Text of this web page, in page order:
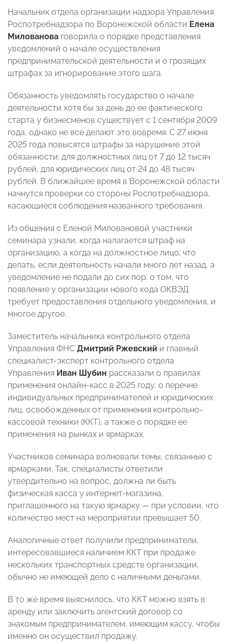
Начальник отдела организации надзора Управления
Роспотребнадзора по Воронежской области Елена
Милованова говорила о порядке представления
уведомлений о начале осуществления
предпринимательской деятельности и о грозящих
штрафах за игнорирование этого шага.
Обязанность уведомлять государство о начале
деятельности хотя бы за день до ее фактического
старта у бизнесменов существует с 1 сентября 2009
года, однако не все делают это вовремя. С 27 июня
2025 года повысятся штрафы за нарушение этой
обязанности: для должностных лиц от 7 до 12 тысяч
рублей, для юридических лиц от 24 до 48 тысяч
рублей. В ближайшее время в Воронежской области
начнутся проверки со стороны Роспотребнадзора,
касающиеся соблюдения названного требования.
Из общения с Еленой Миловановой участники
семинара узнали, когда налагается штраф на
организацию, а когда на должностное лицо; что
делать, если деятельность начали много лет назад, а
уведомление не подали до сих пор; о том, что
появление у организации нового кода ОКВЭД
требует предоставления отдельного уведомления, и
многое другое.
Заместитель начальника контрольного отдела
Управления ФНС Дмитрий Ржевский и главный
специалист-эксперт контрольного отдела
Управления Иван Шубин рассказали о правилах
применения онлайн-касс в 2025 году, о перечне
индивидуальных предпринимателей и юридических
лиц, освобожденных от применения контрольно-
кассовой техники (ККТ), а также о порядке ее
применения на рынках и ярмарках.
Участников семинара волновали темы, связанные с
ярмарками. Так, специалисты ответили
утвердительно на вопрос, должна ли быть
физическая касса у интернет-магазина,
приглашенного на такую ярмарку — при условии, что
количество мест на мероприятии превышает 50.
Аналогичные ответ получили предприниматели,
интересовавшиеся наличием ККТ при продаже
нескольких транспортных средств организации,
обычно не имеющей дело с наличными деньгами.
В то же время выяснилось, что ККТ можно взять в
аренду или заключить агентский договор со
знакомым предпринимателем, имеющим кассу, чтобы
именно он осуществил продажу.